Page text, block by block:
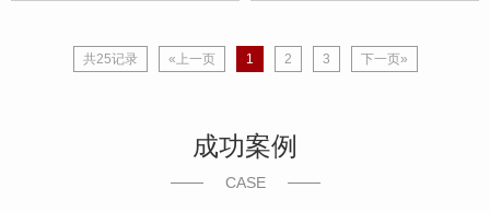
共25记录 «上一页 1 2 3 下一页»
成功案例
CASE